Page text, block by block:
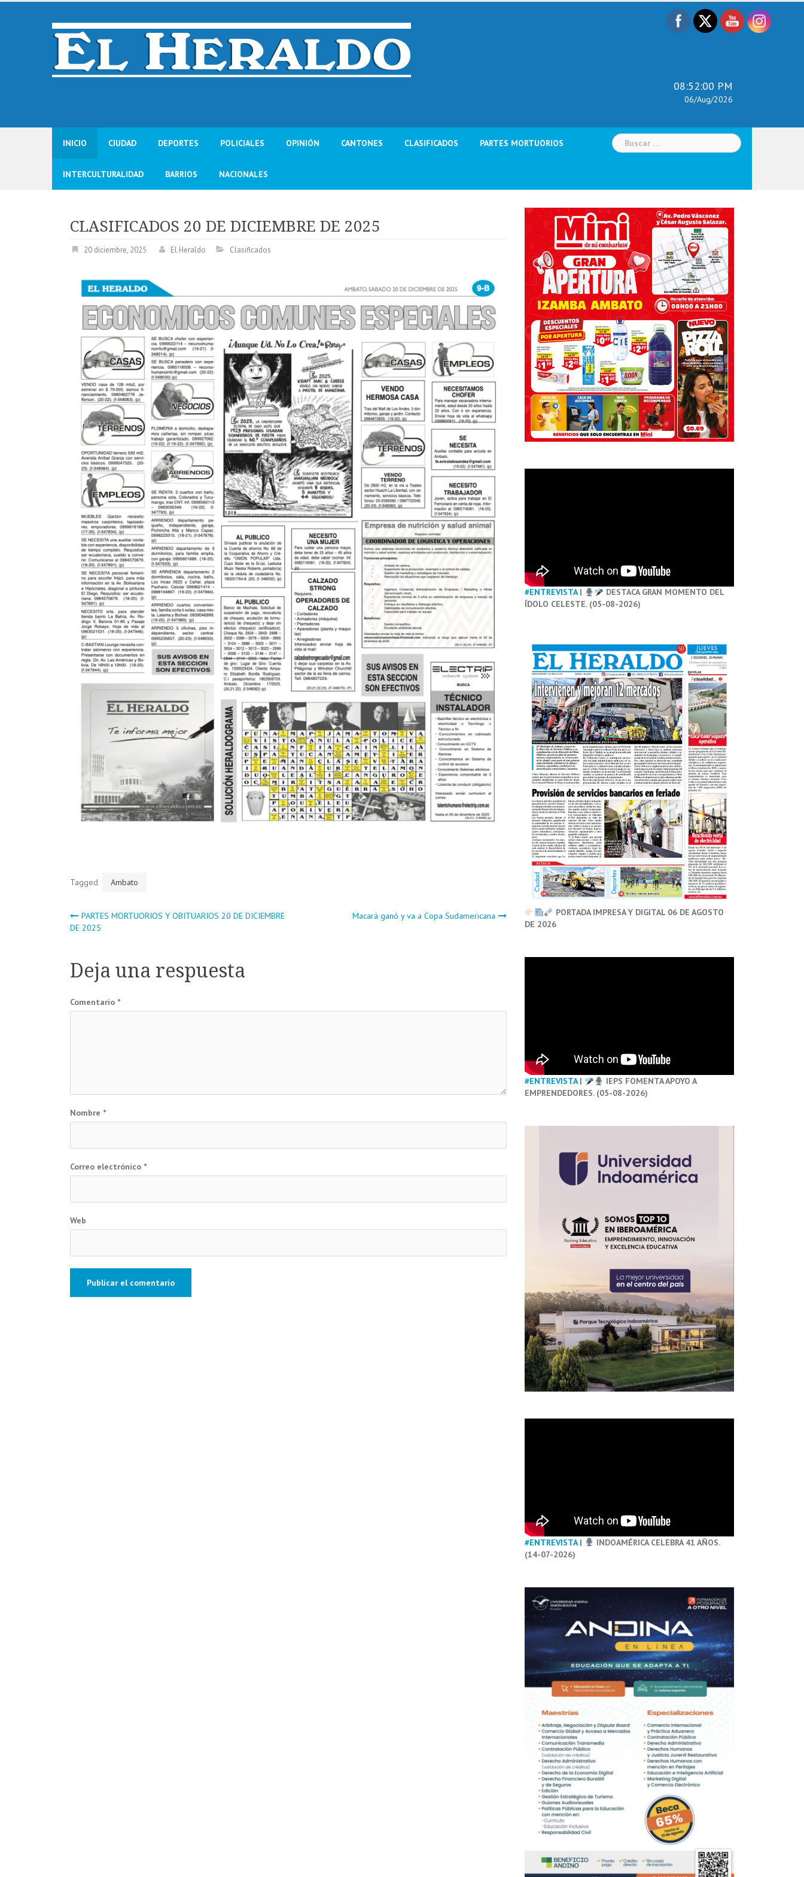
Skip
08:52:01 PM
06/Aug/2026
INICIO CIUDAD DEPORTES POLICIALES OPINIÓN CANTONES CLASIFICADOS PARTES MORTUORIOS
INTERCULTURALIDAD BARRIOS NACIONALES
Buscar:
CLASIFICADOS 20 DE DICIEMBRE DE 2025
20 diciembre, 2025 El Heraldo Clasificados
Tagged Ambato
Navegación
entradas
PARTES MORTUORIOS Y OBITUARIOS 20 DE DICIEMBRE
DE 2025
Macará ganó y va a Copa Sudamericana
Deja una respuesta
Comentario *
Nombre *
Correo electrónico *
Web
#ENTREVISTA|
DESTACA GRAN MOMENTO DEL
ÍDOLO CELESTE. (05-08-2026)
PORTADA IMPRESA Y DIGITAL 06 DE AGOSTO
DE 2026
#ENTREVISTA|
IEPS FOMENTA APOYO A
EMPRENDEDORES. (05-08-2026)
#ENTREVISTA|
INDOAMÉRICA CELEBRA 41 AÑOS.
(14-07-2026)